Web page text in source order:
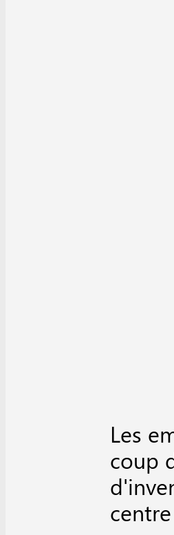
Les
coup